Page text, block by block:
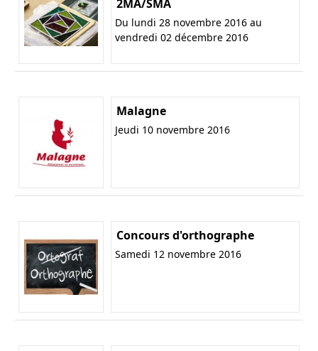
2MA/SMA
Du lundi 28 novembre 2016 au
vendredi 02 décembre 2016
Malagne
Jeudi 10 novembre 2016
Concours d'orthographe
Samedi 12 novembre 2016